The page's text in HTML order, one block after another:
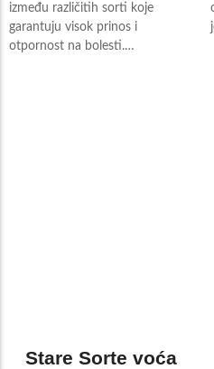
između različitih sorti koje
garantuju visok prinos i
otpornost na bolesti.…
Stare Sorte voća